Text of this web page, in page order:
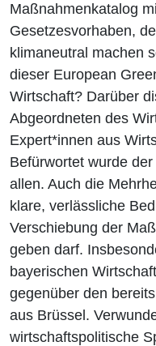
Maßnahmenkatalog
Gesetzesvorhaben,
klimaneutral machen
dieser European
Wirtschaft? Darüber
Abgeordneten des
Expert*innen aus
Befürwortet wurde
allen. Auch die
klare, verlässliche
Verschiebung der
geben darf.
bayerischen
gegenüber den
aus Brüssel.
wirtschaftspolitische